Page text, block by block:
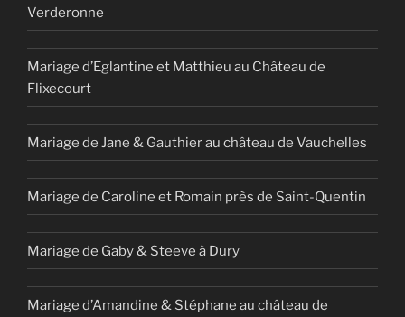
Verderonne
Mariage d’Eglantine et Matthieu au Château de
Flixecourt
Mariage de Jane & Gauthier au château de Vauchelles
Mariage de Caroline et Romain près de Saint-Quentin
Mariage de Gaby & Steeve à Dury
Mariage d’Amandine & Stéphane au château de